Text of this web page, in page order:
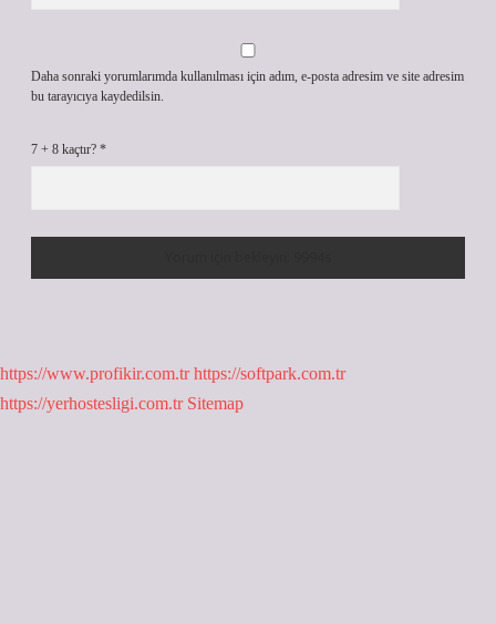
Daha sonraki yorumlarımda kullanılması için adım, e-posta adresim ve site adresim
bu tarayıcıya kaydedilsin.
7 + 8 kaçtır? *
https://www.profikir.com.tr https://softpark.com.tr
https://yerhostesligi.com.tr Sitemap